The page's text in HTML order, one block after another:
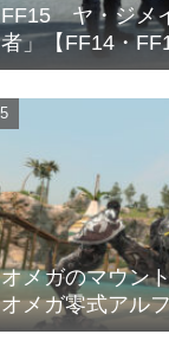
FF15 ヤ・ジメ
者」【FF14・
オメガのマウン
オメガ零式アル
してみた